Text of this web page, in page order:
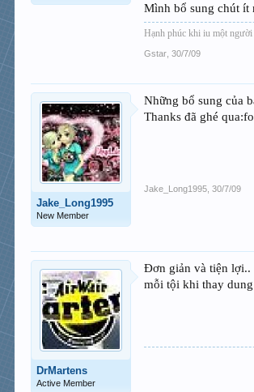
Mình bổ sung chút ít
Hạnh phúc khi iu một
Gstar 30/7/09
Jake_Long1995
New Member
Những bổ sung của
Thanks đã ghé
Jake_Long1995 30/7/09
DrMartens
Active Member
Đơn giản và tiện lợi..
mỗi tội khi thay